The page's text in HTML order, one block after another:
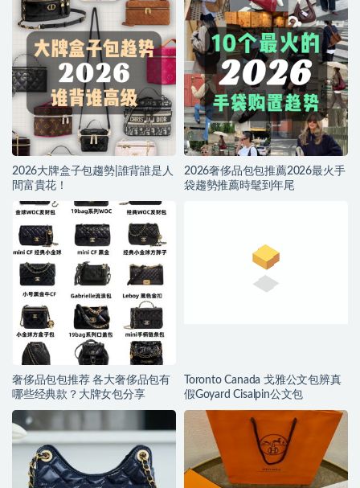
2026大牌盒子包趨勢|誰背誰是人
間富貴花！
2026奢侈品包包推薦2026最火手
袋趨勢推薦時髦到年尾
奢侈品包包推荐 各大奢侈品包有
哪些经典款？大牌女包分享
Toronto Canada 戈雅公文包辨真
假Goyard Cisalpin公文包